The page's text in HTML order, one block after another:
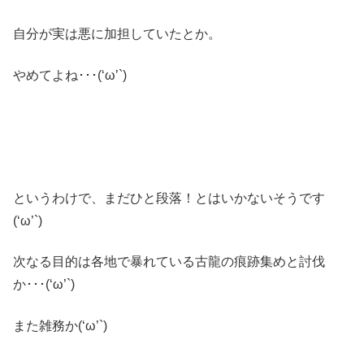
自分が実は悪に加担していたとか。
やめてよね･･･(‘ω’`)
というわけで、まだひと段落！とはいかないそうです
(‘ω’`)
次なる目的は各地で暴れている古龍の痕跡集めと討伐
か･･･(‘ω’`)
また雑務か(‘ω’`)